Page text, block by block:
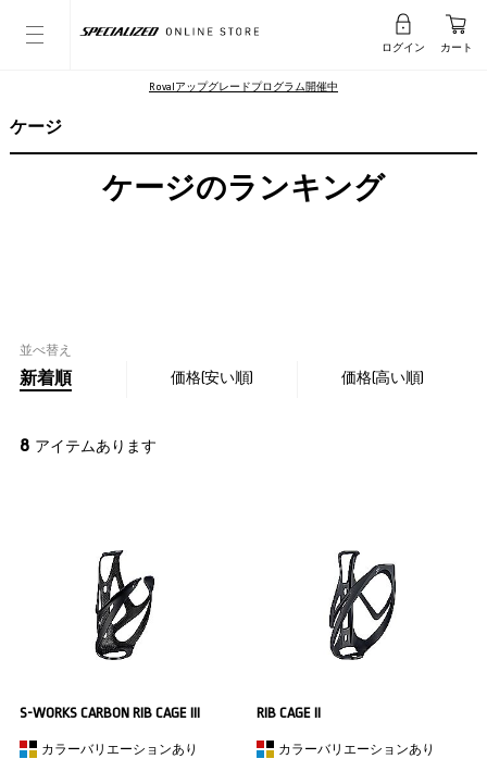
ログイン カート
Rovalアップグレードプログラム開催中
ケージ
ケージのランキング
並べ替え
新着順 価格(安い順) 価格(高い順)
8 アイテムあります
S-WORKS CARBON RIB CAGE III
カラーバリエーションあり
RIB CAGE II
カラーバリエーションあり